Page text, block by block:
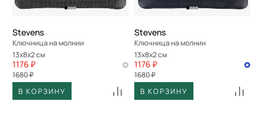
Stevens
Ключница на молнии
13x8x2 см
1176 ₽
1680 ₽
В КОРЗИНУ
Stevens
Ключница на молнии
13x8x2 см
1176 ₽
1680 ₽
В КОРЗИНУ